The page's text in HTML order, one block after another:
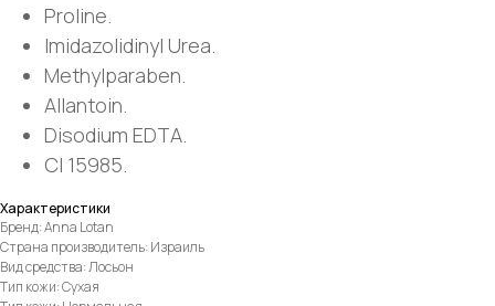
Proline.
Imidazolidinyl Urea.
Methylparaben.
Allantoin.
Disodium EDTA.
CI 15985.
Характеристики
Бренд: Anna Lotan
Страна производитель: Израиль
Вид средства: Лосьон
Тип кожи: Сухая